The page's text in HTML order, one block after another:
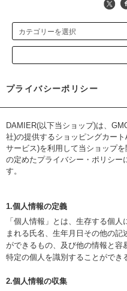
プライバシーポリシー
DAMIER(以下当ショップ)は、
社)の提供するショッピングカー
サービス)を利用して当ショップ
の定めたプライバシー・ポリシー
す。
1.個人情報の定義
「個人情報」とは、生存する個
まれる氏名、生年月日その他の記
ができるもの、及び他の情報と容
特定の個人を識別することができ
2.個人情報の収集